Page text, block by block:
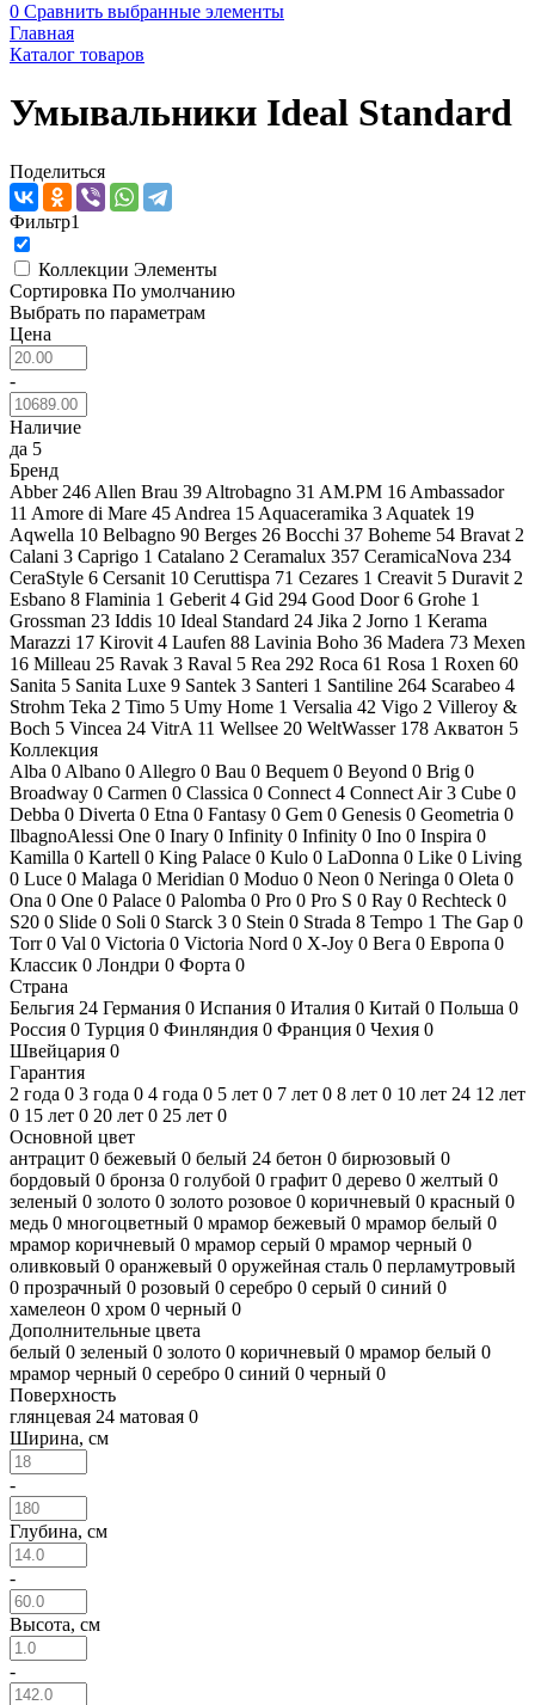
0 Сравнить выбранные элементы
Главная
Каталог товаров
Умывальники Ideal Standard
Поделиться
Фильтр1
Коллекции Элементы
Сортировка По умолчанию
Выбрать по параметрам
Цена
-
Наличие
да 5
Бренд
Abber 246 Allen Brau 39 Altrobagno 31 AM.PM 16 Ambassador
11 Amore di Mare 45 Andrea 15 Aquaceramika 3 Aquatek 19
Aqwella 10 Belbagno 90 Berges 26 Bocchi 37 Boheme 54 Bravat 2
Calani 3 Caprigo 1 Catalano 2 Ceramalux 357 CeramicaNova 234
CeraStyle 6 Cersanit 10 Ceruttispa 71 Cezares 1 Creavit 5 Duravit 2
Esbano 8 Flaminia 1 Geberit 4 Gid 294 Good Door6 Grohe 1
Grossman 23 Iddis 10 Ideal Standard 24 Jika 2 Jorno 1 Kerama
Marazzi 17 Kirovit 4 Laufen 88 Lavinia Boho 36 Madera 73 Mexen
16 Milleau 25 Ravak 3 Raval 5 Rea 292 Roca 61 Rosa 1 Roxen 60
Sanita 5 Sanita Luxe 9 Santek 3 Santeri 1 Santiline 264 Scarabeo 4
Strohm Teka 2 Timo 5 Umy Home 1 Versalia 42 Vigo 2 Villeroy &
Boch 5 Vincea 24 VitrA 11 Wellsee 20 WeltWasser 178 Акватон 5
Коллекция
Alba 0 Albano 0 Allegro 0 Bau 0 Bequem 0 Beyond 0 Brig 0
Broadway 0 Carmen 0 Classica 0 Connect 4 Connect Air3 Cube 0
Debba 0 Diverta 0 Etna 0 Fantasy 0 Gem 0 Genesis 0 Geometria 0
IlbagnoAlessi One 0 Inary 0 Infinity 0 Infinity 0 Ino 0 Inspira 0
Kamilla 0 Kartell 0 King Palace 0 Kulo 0 LaDonna 0 Like 0 Living
0 Luce 0 Malaga 0 Meridian 0 Moduo 0 Neon 0 Neringa 0 Oleta 0
Ona 0 One 0 Palace 0 Palomba 0 Pro 0 Pro S 0 Ray 0 Rechteck 0
S20 0 Slide 0 Soli 0 Starck 3 0 Stein 0 Strada 8 Tempo 1 The Gap 0
Torr0 Val 0 Victoria 0 Victoria Nord 0 X-Joy 0 Вега 0 Европа 0
Классик 0 Лондри 0 Форта 0
Страна
Бельгия 24 Германия 0 Испания 0 Италия 0 Китай 0 Польша 0
Россия 0 Турция 0 Финляндия 0 Франция 0 Чехия 0
Швейцария 0
Гарантия
2 года 0 3 года 0 4 года 0 5 лет 0 7 лет 0 8 лет 0 10 лет 24 12 лет
0 15 лет 0 20 лет 0 25 лет 0
Основной цвет
антрацит 0 бежевый 0 белый 24 бетон 0 бирюзовый 0
бордовый 0 бронза 0 голубой 0 графит 0 дерево 0 желтый 0
зеленый 0 золото 0 золото розовое 0 коричневый 0 красный 0
медь 0 многоцветный 0 мрамор бежевый 0 мрамор белый 0
мрамор коричневый 0 мрамор серый 0 мрамор черный 0
оливковый 0 оранжевый 0 оружейная сталь 0 перламутровый
0 прозрачный 0 розовый 0 серебро 0 серый 0 синий 0
хамелеон 0 хром 0 черный 0
Дополнительные цвета
белый 0 зеленый 0 золото 0 коричневый 0 мрамор белый 0
мрамор черный 0 серебро 0 синий 0 черный 0
Поверхность
глянцевая 24 матовая 0
Ширина, см
-
Глубина, см
-
Высота, см
-